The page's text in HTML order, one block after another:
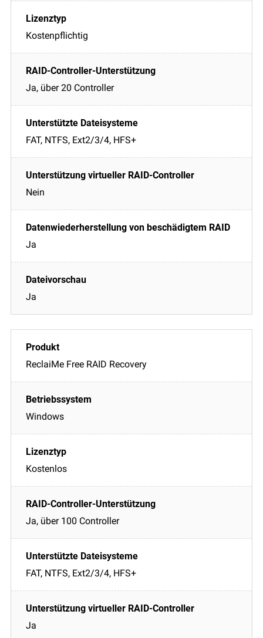
Kostenpflichtig
Ja, über 20 Controller
FAT, NTFS, Ext2/3/4, HFS+
Nein
Ja
Ja
ReclaiMe Free RAID Recovery
Windows
Kostenlos
Ja, über 100 Controller
FAT, NTFS, Ext2/3/4, HFS+
Ja